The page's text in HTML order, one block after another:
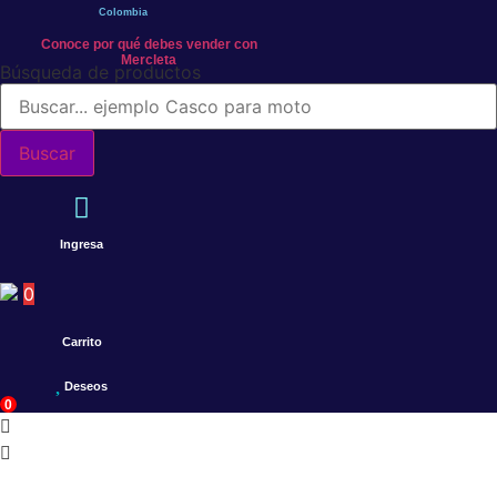
Colombia
Conoce por qué debes vender con
Mercleta
Búsqueda de productos
Buscar
Ingresa
0
Carrito
Deseos
0